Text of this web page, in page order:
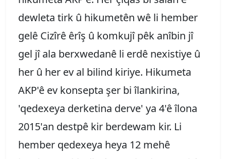
dewleta tirk û hikumetên wê li hember
gelê Cizîrê êrîş û komkujî pêk anîbin jî
gel jî ala berxwedanê li erdê nexistiye û
her û her ev al bilind kiriye. Hikumeta
AKP'ê ev konsepta şer bi îlankirina,
'qedexeya derketina derve' ya 4'ê îlona
2015'an destpê kir berdewam kir. Li
hember qedexeya heya 12 mehê